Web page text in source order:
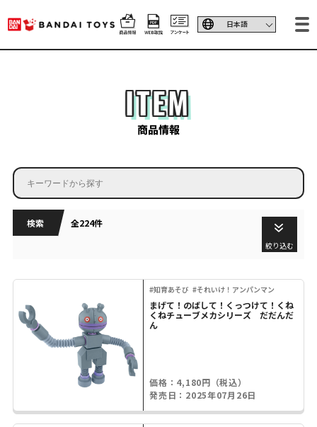
ITEM
商品情報
検索 全224件
絞り込む
#知育あそび #それいけ！アンパンマン
まげて！のばして！くっつけて！くね
くねチューブメカシリーズ だだんだ
ん
価格：4,180円（税込）
発売日：2025年07月26日